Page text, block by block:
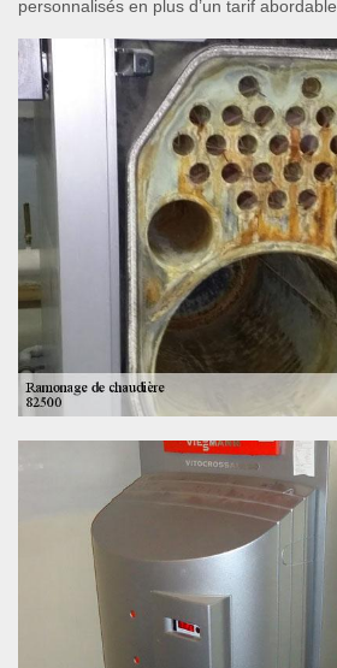
personnalisés en plus d’un tarif abordable.